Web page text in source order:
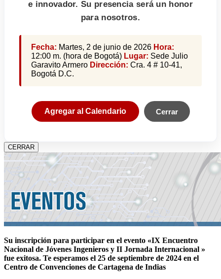
e innovador. Su presencia será un honor
para nosotros.
Fecha: Martes, 2 de junio de 2026 Hora:
12:00 m. (hora de Bogotá) Lugar: Sede Julio
Garavito Armero Dirección: Cra. 4 # 10-41,
Bogotá D.C.
Agregar al Calendario Cerrar
CERRAR
Su inscripción para participar en el evento «IX Encuentro
Nacional de Jóvenes Ingenieros y II Jornada Internacional »
fue exitosa. Te esperamos el 25 de septiembre de 2024 en el
Centro de Convenciones de Cartagena de Indias